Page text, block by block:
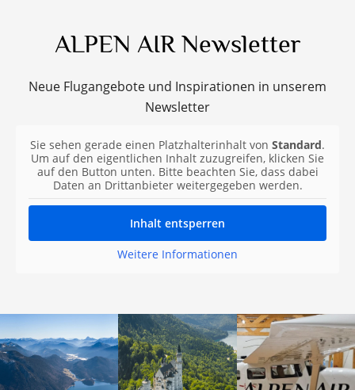
ALPEN AIR Newsletter
Neue Flugangebote und Inspirationen in unserem
Newsletter
Sie sehen gerade einen Platzhalterinhalt von Standard.
Um auf den eigentlichen Inhalt zuzugreifen, klicken Sie
auf den Button unten. Bitte beachten Sie, dass dabei
Daten an Drittanbieter weitergegeben werden.
Inhalt entsperren
Weitere Informationen